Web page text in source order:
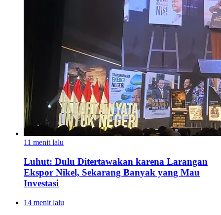
11 menit lalu
Luhut: Dulu Ditertawakan karena Larangan
Ekspor Nikel, Sekarang Banyak yang Mau
Investasi
14 menit lalu